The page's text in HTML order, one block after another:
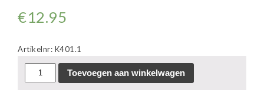
€12.95
Artikelnr: K401.1
Perfume
Toevoegen aan winkelwagen